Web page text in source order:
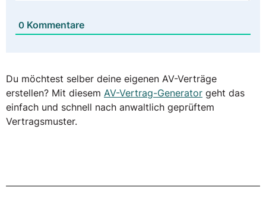
0 Kommentare
Du möchtest selber deine eigenen AV-Verträge
erstellen? Mit diesem AV-Vertrag-Generator geht das
einfach und schnell nach anwaltlich geprüftem
Vertragsmuster.